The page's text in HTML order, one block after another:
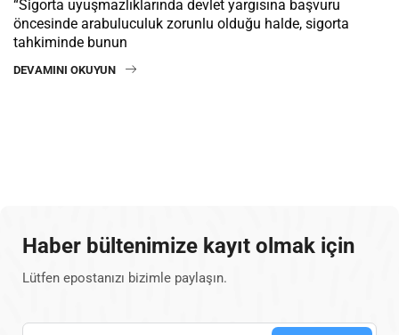
“Sigorta uyuşmazlıklarında devlet yargısına başvuru
öncesinde arabuluculuk zorunlu olduğu halde, sigorta
tahkiminde bunun
DEVAMINI OKUYUN
Haber bültenimize kayıt olmak için
Lütfen epostanızı bizimle paylaşın.